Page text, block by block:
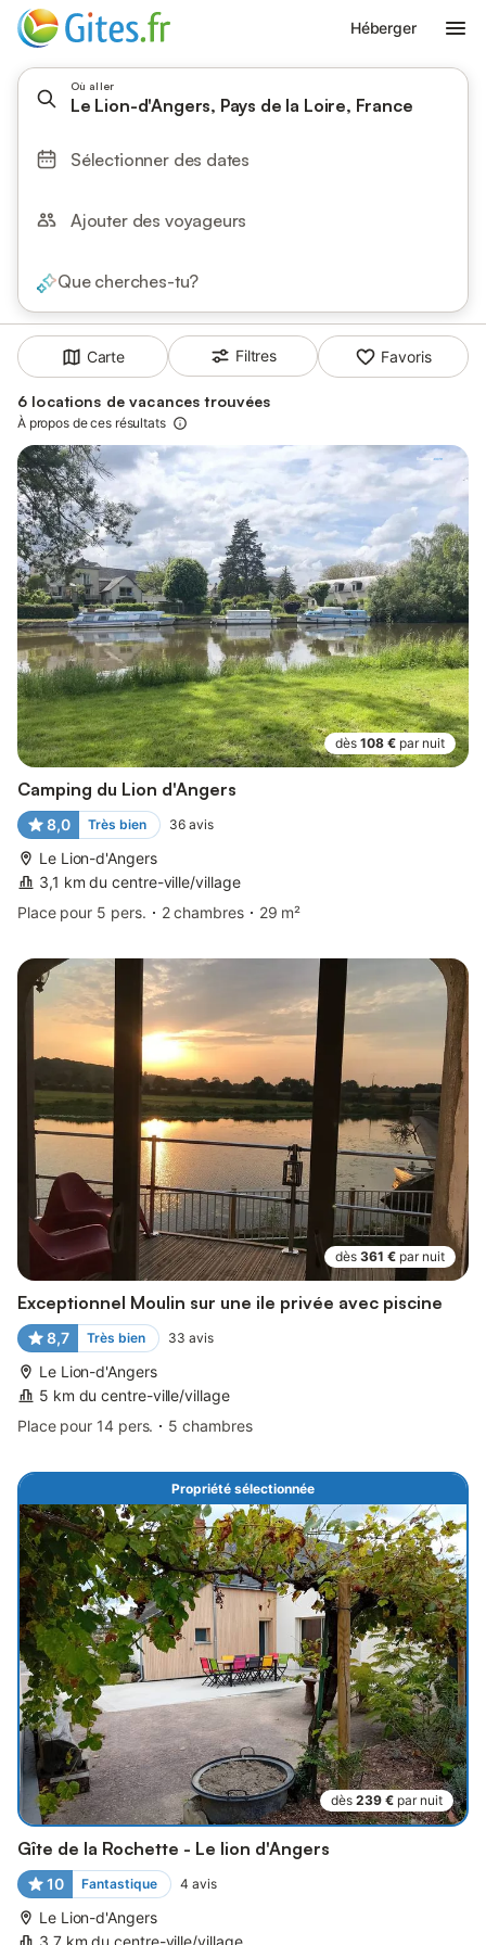
Héberger
Où aller
Le Lion-d'Angers, Pays de la Loire, France
Sélectionner des dates
Ajouter des voyageurs
Que cherches-tu?
Carte Filtres Favoris
6 locations de vacances trouvées
À propos de ces résultats
dès 108 € par nuit
Camping du Lion d'Angers
8,0 Très bien 36 avis
Le Lion-d'Angers
3,1 km du centre-ville/village
Place pour 5 pers.
2 chambres 29 m²
dès 361 € par nuit
Exceptionnel Moulin sur une ile privée avec piscine
8,7 Très bien 33 avis
Le Lion-d'Angers
5 km du centre-ville/village
Place pour 14 pers.
5 chambres
Propriété sélectionnée
dès 239 € par nuit
Gîte de la Rochette - Le lion d'Angers
10 Fantastique 4 avis
Le Lion-d'Angers
3,7 km du centre-ville/village